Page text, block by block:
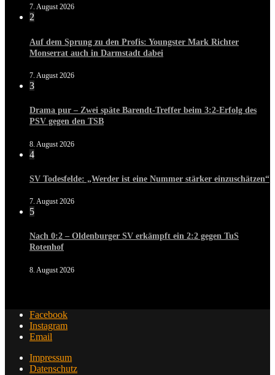
7. August 2026
2
Auf dem Sprung zu den Profis: Youngster Mark Richter
Monserrat auch in Darmstadt dabei
7. August 2026
3
Drama pur – Zwei späte Barendt-Treffer beim 3:2-Erfolg des
PSV gegen den TSB
8. August 2026
4
SV Todesfelde: „Werder ist eine Nummer stärker einzuschätzen“
7. August 2026
5
Nach 0:2 – Oldenburger SV erkämpft ein 2:2 gegen TuS
Rotenhof
8. August 2026
Facebook
Instagram
Email
Impressum
Datenschutz